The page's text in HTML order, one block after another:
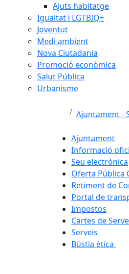
Ajuts habitatge
Igualtat i LGTBIQ+
Joventut
Medi ambient
Nova Ciutadania
Promoció econòmica
Salut Pública
Urbanisme
Ajuntament -
Ajuntament
Informació
Seu electrònica
Oferta Pública
Retiment de
Portal de
Impostos
Cartes de
Serveis
Bústia ètica